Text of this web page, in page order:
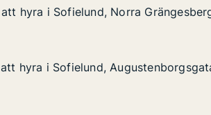
Norra Grängesbergsgatan
hyra i Sofielund, Norra
hyra i Sofielund, Norra
Augustenborgsgatan
hyra i Sofielund,
hyra i Sofielund,